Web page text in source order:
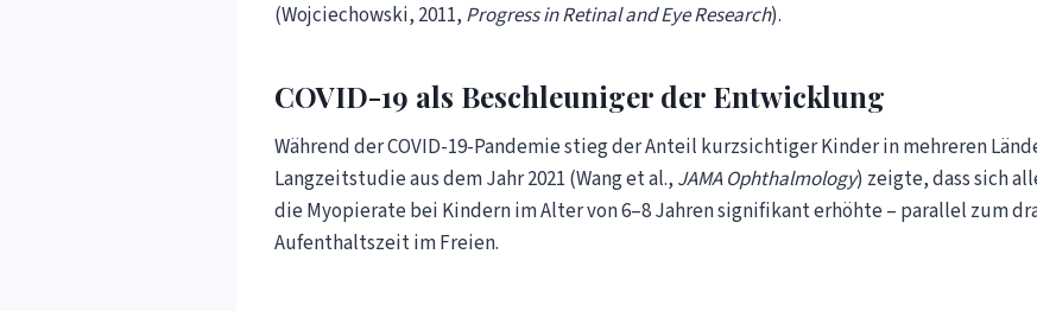
(Wojciechowski, 2011, Progress in Retinal and Eye Research).
COVID-19 als Beschleuniger der Entwicklung
Während der COVID-19-Pandemie stieg der Anteil kurzsichtiger Kinder in mehreren
Langzeitstudie aus dem Jahr 2021 (Wang et al., JAMA Ophthalmology) zeigte, dass sich
die Myopierate bei Kindern im Alter von 6–8 Jahren signifikant erhöhte – parallel zum
Aufenthaltszeit im Freien.